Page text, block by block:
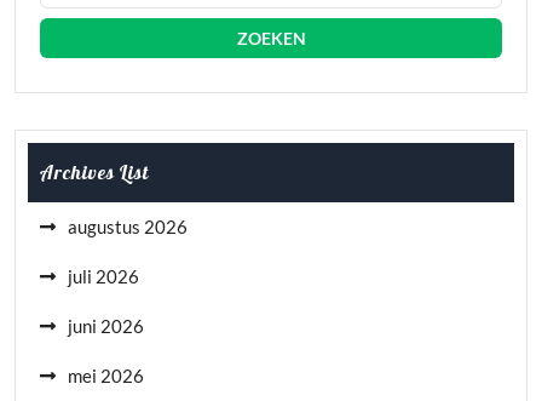
Archives List
augustus 2026
juli 2026
juni 2026
mei 2026